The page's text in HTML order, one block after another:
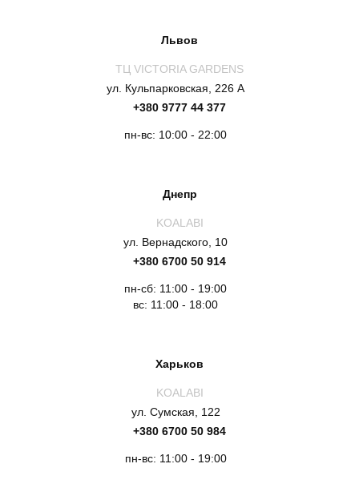
Львов
ТЦ VICTORIA GARDENS
ул. Кульпарковская, 226 А
+380 9777 44 377
пн-вс: 10:00 - 22:00
Днепр
KOALABI
ул. Вернадского, 10
+380 6700 50 914
пн-сб: 11:00 - 19:00
вс: 11:00 - 18:00
Харьков
KOALABI
ул. Сумская, 122
+380 6700 50 984
пн-вс: 11:00 - 19:00